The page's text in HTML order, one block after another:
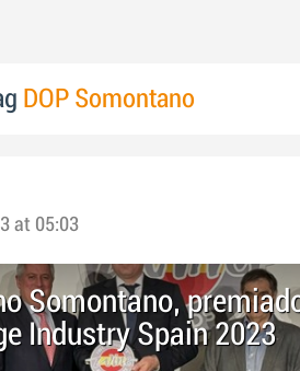
DOP Somontano
at 05:03
Somontano,
Industry Spain 2023